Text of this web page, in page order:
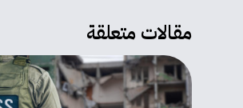
مقالات متعلقة